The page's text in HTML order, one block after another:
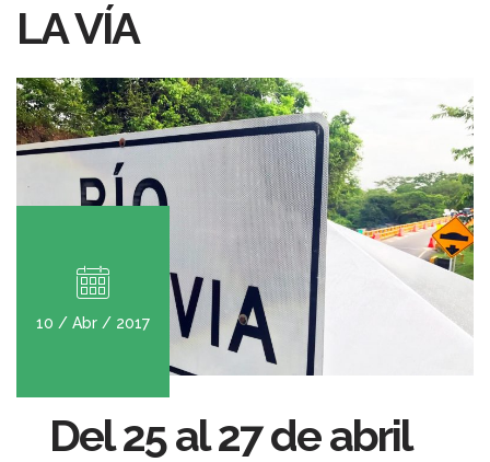
LA VÍA
10 / Abr / 2017
Del 25 al 27 de abril